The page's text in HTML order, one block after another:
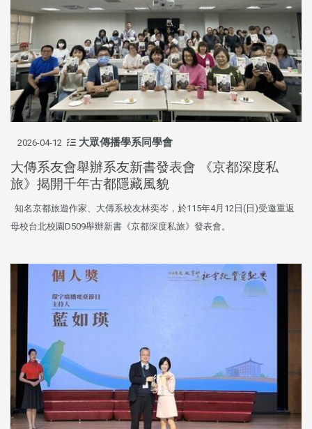
2026-04-12 大眾傳播學系同學會
大傳系友會舉辦系友新書發表會 《京都深度私
旅》揭開千年古都隱藏風貌
知名京都旅遊作家、大傳系校友林奕岑，於115年4月12日(日)受邀重返
母校台北校園D509舉辦新書《京都深度私旅》發表會。